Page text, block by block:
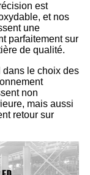
est
et nos
une
parfaitement sur
de qualité.
dans le choix des
non
mais aussi
retour sur